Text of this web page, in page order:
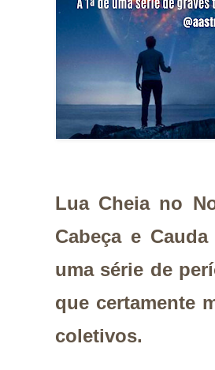
Lua Cheia no
Cabeça e
uma série de
que certamente
coletivos.